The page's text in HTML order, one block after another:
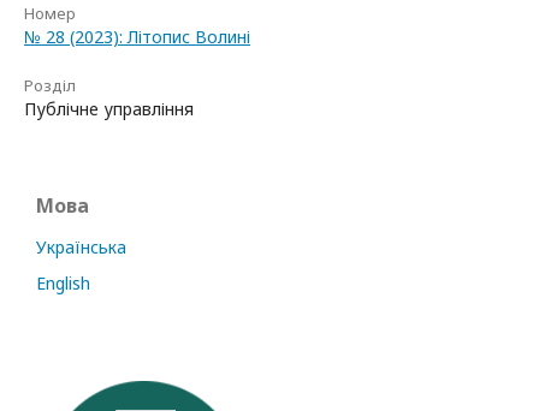
Номер
№ 28 (2023): Літопис Волині
Розділ
Публічне управління
Мова
Українська
English